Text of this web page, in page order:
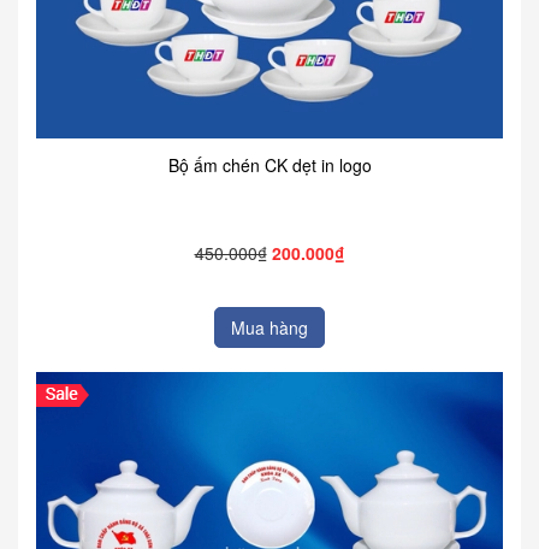
Bộ ấm chén CK dẹt in logo
450.000₫ 200.000₫
Mua hàng